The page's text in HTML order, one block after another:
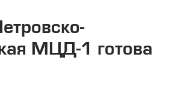
МЦД-1 готова